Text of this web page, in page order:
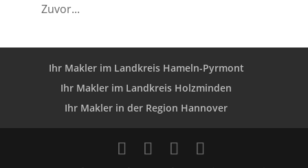
Zuvor...
Ihr Makler im Landkreis Hameln-Pyrmont
Ihr Makler im Landkreis Holzminden
Ihr Makler in der Region Hannover